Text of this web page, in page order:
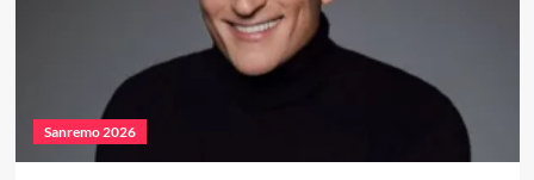
Sanremo 2026